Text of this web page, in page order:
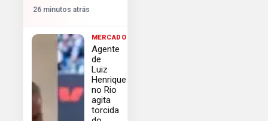
26 minutos atrás
MERCADO
Agente
de
Luiz
Henrique
no Rio
agita
torcida